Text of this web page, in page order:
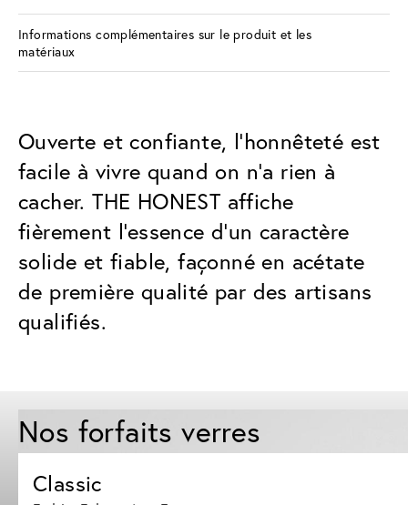
Informations complémentaires sur le produit et les
matériaux
Ouverte et confiante, l'honnêteté est
facile à vivre quand on n'a rien à
cacher. THE HONEST affiche
fièrement l'essence d'un caractère
solide et fiable, façonné en acétate
de première qualité par des artisans
qualifiés.
Nos forfaits verres
Classic